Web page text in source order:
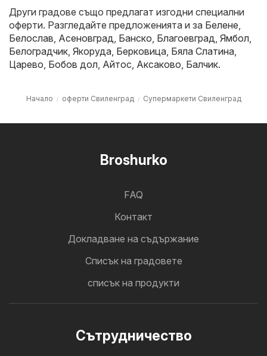
Други градове също предлагат изгодни специални
оферти. Разгледайте предложенията и за Белене,
Белослав, Асеновград, Банско, Благоевград, Ямбол,
Белоградчик, Якоруда, Берковица, Бяла Слатина,
Царево, Бобов дол, Айтос, Аксаково, Балчик.
Начало оферти Свиленград Супермаркети Свиленград
Broshurko
FAQ
Контакт
Докладване на съдържание
Cписък на градовете
списък на продукти
Cътрудничество